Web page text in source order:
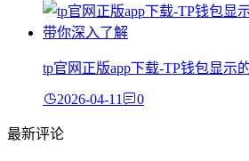
tp官网正版app下载-TP钱包显示
2026-04-11 0
最新评论